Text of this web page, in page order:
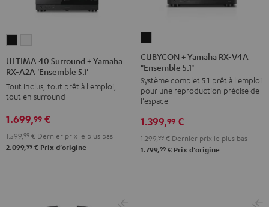
Surround
+
Yamaha
A2A
'Ensemble
Surround
+
Yamaha
A2A
'Ensemble
ULTIMA 40 Surround + Yamaha
RX-A2A 'Ensemble 5.1'
Tout inclus, tout prêt à l'emploi,
tout en surround
1.699,99 €
1.599,99 € Dernier prix le plus bas
2.099,99 € Prix d'origine
+
Yamaha
RX-
V4A
5.1"
Noir
CUBYCON + Yamaha RX-V4A
"Ensemble 5.1"
Système complet 5.1 prêt à l'emploi
pour une reproduction précise de
l'espace
1.399,99 €
1.299, 99 € Dernier prix le plus bas
1.799,99 € Prix d'origine